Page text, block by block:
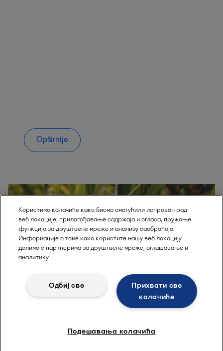
Opširnije
Prednosti korišćenja Alfacondau
Користимо колачиће како бисмо омогућили исправан рад
веб локације, прилагођавање садржаја и огласа, пружање
функција за друштвене мреже и анализу саобраћаја.
Информације о томе како користите нашу веб локацију
делимо с партнерима за друштвене мреже, оглашавање и
аналитику.
Прихвати све
колачиће
Одбиј све
Подешавања колачића